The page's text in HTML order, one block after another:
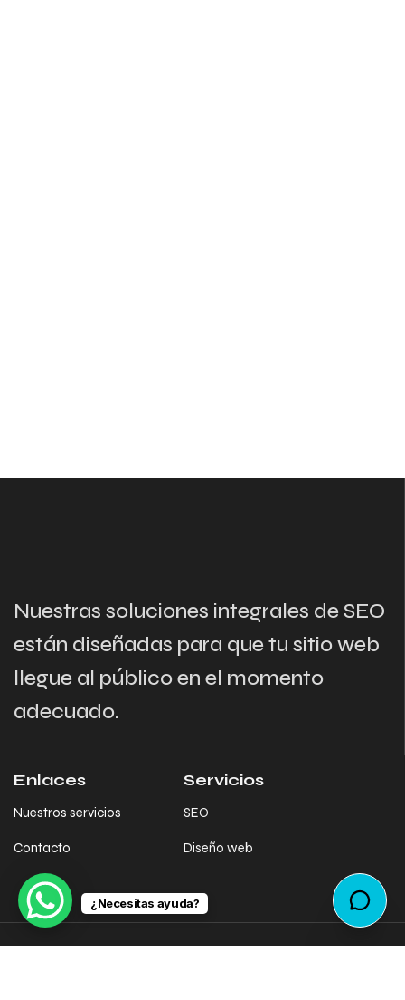
Nuestras soluciones integrales de SEO
están diseñadas para que tu sitio web
llegue al público en el momento
adecuado.
Enlaces
Nuestros servicios
Contacto
Servicios
SEO
Diseño web
¿Necesitas ayuda?